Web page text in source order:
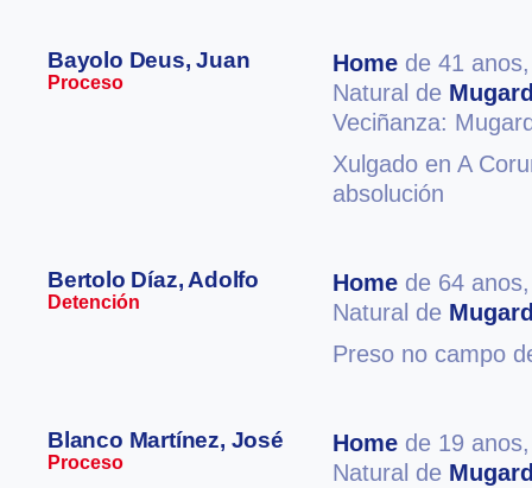
Bayolo Deus, Juan
Proceso
Home de 41
Natural de
Veciñanza:
Xulgado en A
absolución
Bertolo Díaz, Adolfo
Detención
Home de 64
Natural de
Preso no campo
Blanco Martínez, José
Proceso
Home de 19
Natural de